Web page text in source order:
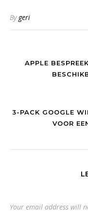
By geri
APPLE
3-PACK GOOGLE
VOOR
Your email address will